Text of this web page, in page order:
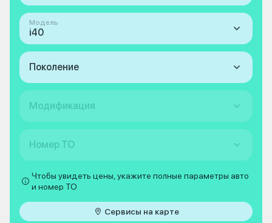
Модель
i40
Поколение
Модификация
Номер ТО
Чтобы увидеть цены, укажите полные параметры авто
и номер ТО
Сервисы на карте